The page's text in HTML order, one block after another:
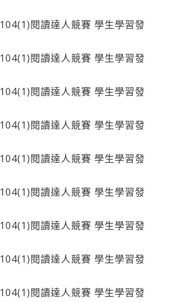
104(1)閱讀達人競賽 學生學習發
104(1)閱讀達人競賽 學生學習發
104(1)閱讀達人競賽 學生學習發
104(1)閱讀達人競賽 學生學習發
104(1)閱讀達人競賽 學生學習發
104(1)閱讀達人競賽 學生學習發
104(1)閱讀達人競賽 學生學習發
104(1)閱讀達人競賽 學生學習發
104(1)閱讀達人競賽 學生學習發